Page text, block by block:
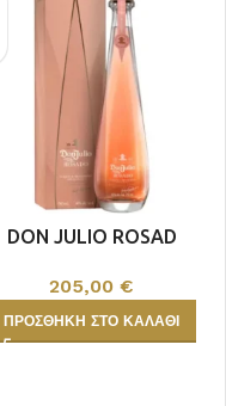
DON JULIO ROSAD
205,00€
ΠΡΟΣΘΉΚΗ ΣΤΟ ΚΑΛΆΘΙ